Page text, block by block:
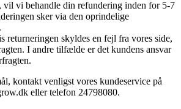
vil vi behandle din refundering inden for 5-7
sker via den oprindelige
returneringen skyldes en fejl fra vores side,
I andre tilfælde er det kundens ansvar
kontakt venligst vores kundeservice på
eller telefon 24798080.